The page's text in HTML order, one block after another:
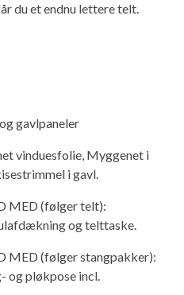
Kundeklub
du et endnu lettere telt.
gavlpaneler
vinduesfolie, Myggenet i
i gavl.
MED (følger telt):
og telttaske.
MED (følger stangpakker):
og pløkpose incl.